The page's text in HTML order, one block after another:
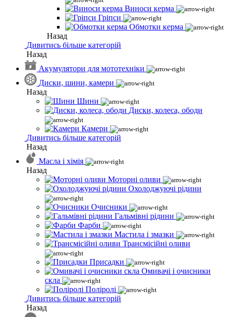
Виноси керма
Гріпси
Обмотки керма
Назад
Дивитись більше категорій
Назад
Акумулятори для мототехніки
Диски, шини, камери
Назад
Шини
Диски, колеса, ободи
Камери
Дивитись більше категорій
Назад
Масла і хімія
Назад
Моторні оливи
Охолоджуючі рідини
Очисники
Гальмівні рідини
Фарби
Мастила і змазки
Трансмісійні оливи
Присадки
Омивачі і очисники
скла
Поліролі
Дивитись більше категорій
Назад